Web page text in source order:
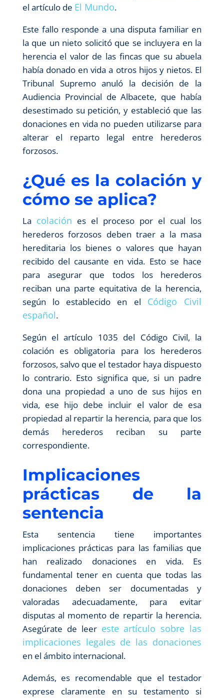
el artículo de El Mundo.
Este fallo responde a una disputa familiar en
la que un nieto solicitó que se incluyera en la
herencia el valor de las fincas que su abuela
había donado en vida a otros hijos y nietos. El
Tribunal Supremo anuló la decisión de la
Audiencia Provincial de Albacete, que había
desestimado su petición, y estableció que las
donaciones en vida no pueden utilizarse para
alterar el reparto legal entre herederos
forzosos.
¿Qué es la colación y
cómo se aplica?
La colación es el proceso por el cual los
herederos forzosos deben traer a la masa
hereditaria los bienes o valores que hayan
recibido del causante en vida. Esto se hace
para asegurar que todos los herederos
reciban una parte equitativa de la herencia,
según lo establecido en el Código Civil
español.
Según el artículo 1035 del Código Civil, la
colación es obligatoria para los herederos
forzosos, salvo que el testador haya dispuesto
lo contrario. Esto significa que, si un padre
dona una propiedad a uno de sus hijos en
vida, ese hijo debe incluir el valor de esa
propiedad al repartir la herencia, para que los
demás herederos reciban su parte
correspondiente.
Implicaciones
prácticas de la
sentencia
Esta sentencia tiene importantes
implicaciones prácticas para las familias que
han realizado donaciones en vida. Es
fundamental tener en cuenta que todas las
donaciones deben ser documentadas y
valoradas adecuadamente, para evitar
disputas al momento de repartir la herencia.
Asegúrate de leer este artículo sobre las
implicaciones legales de las donaciones
en el ámbito internacional.
Además, es recomendable que el testador
exprese claramente en su testamento si